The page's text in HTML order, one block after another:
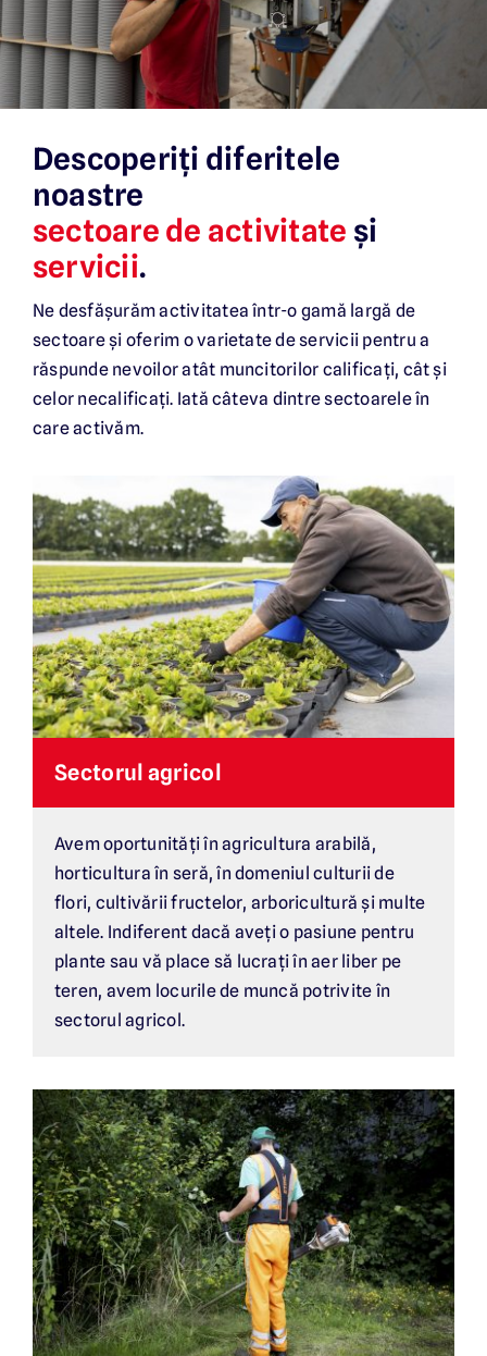
Descoperiți diferitele
noastre
sectoare de activitate și
servicii.
Ne desfășurăm activitatea într-o gamă largă de
sectoare și oferim o varietate de servicii pentru a
răspunde nevoilor atât muncitorilor calificați, cât și
celor necalificați. Iată câteva dintre sectoarele în
care activăm.
Sectorul agricol
Avem oportunități în agricultura arabilă,
horticultura în seră, în domeniul culturii de
flori, cultivării fructelor, arboricultură și multe
altele. Indiferent dacă aveți o pasiune pentru
plante sau vă place să lucrați în aer liber pe
teren, avem locurile de muncă potrivite în
sectorul agricol.